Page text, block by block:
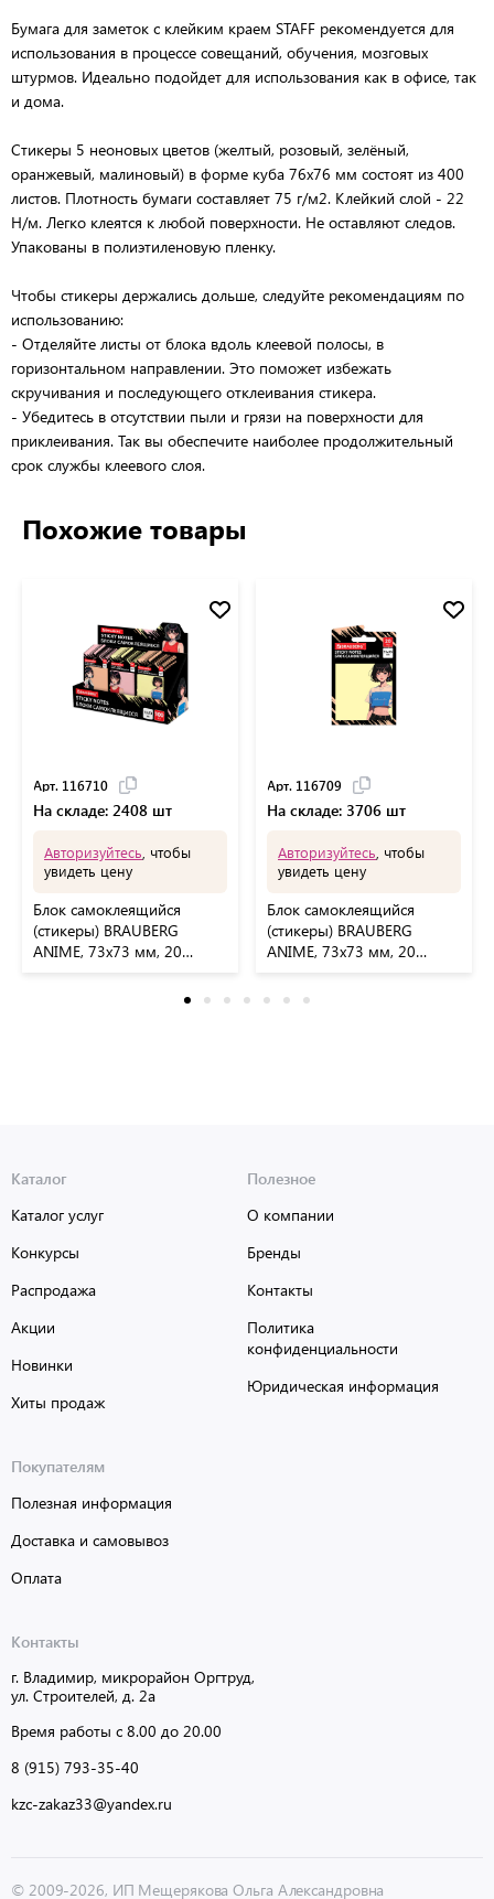
Бумага для заметок с клейким краем STAFF рекомендуется для
использования в процессе совещаний, обучения, мозговых
штурмов. Идеально подойдет для использования как в офисе, так
и дома.
Стикеры 5 неоновых цветов (желтый, розовый, зелёный,
оранжевый, малиновый) в форме куба 76х76 мм состоят из 400
листов. Плотность бумаги составляет 75 г/м2. Клейкий слой - 22
Н/м. Легко клеятся к любой поверхности. Не оставляют следов.
Упакованы в полиэтиленовую пленку.
Чтобы стикеры держались дольше, следуйте рекомендациям по
использованию:
- Отделяйте листы от блока вдоль клеевой полосы, в
горизонтальном направлении. Это поможет избежать
скручивания и последующего отклеивания стикера.
- Убедитесь в отсутствии пыли и грязи на поверхности для
приклеивания. Так вы обеспечите наиболее продолжительный
срок службы клеевого слоя.
Похожие товары
Арт. 116710
На складе: 2408 шт
Авторизуйтесь , чтобы
увидеть цену
Блок самоклеящийся
(стикеры) BRAUBERG
ANIME, 73х73 мм, 20
Арт. 116709
На складе: 3706 шт
Авторизуйтесь , чтобы
увидеть цену
Блок самоклеящийся
(стикеры) BRAUBERG
ANIME, 73х73 мм, 20
Каталог
Каталог услуг
Конкурсы
Распродажа
Акции
Новинки
Хиты продаж
Полезное
О компании
Бренды
Контакты
Политика
конфиденциальности
Юридическая информация
Покупателям
Полезная информация
Доставка и самовывоз
Оплата
Контакты
г. Владимир, микрорайон Оргтруд,
ул. Строителей, д. 2а
Время работы с 8.00 до 20.00
8 (915) 793-35-40
kzc-zakaz33@yandex.ru
© 2009-2026, ИП Мещерякова Ольга Александровна